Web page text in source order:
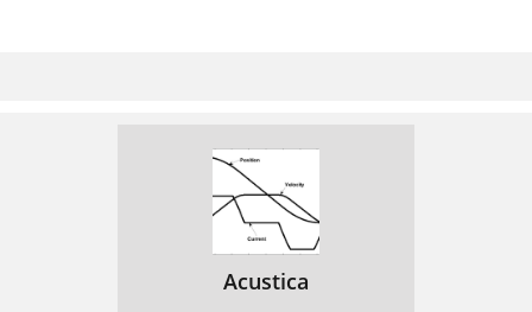
Acustica